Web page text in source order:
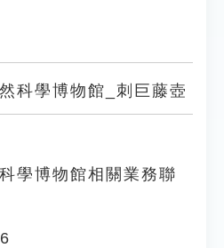
科學博物館_刺巨藤壺
學博物館相關業務聯